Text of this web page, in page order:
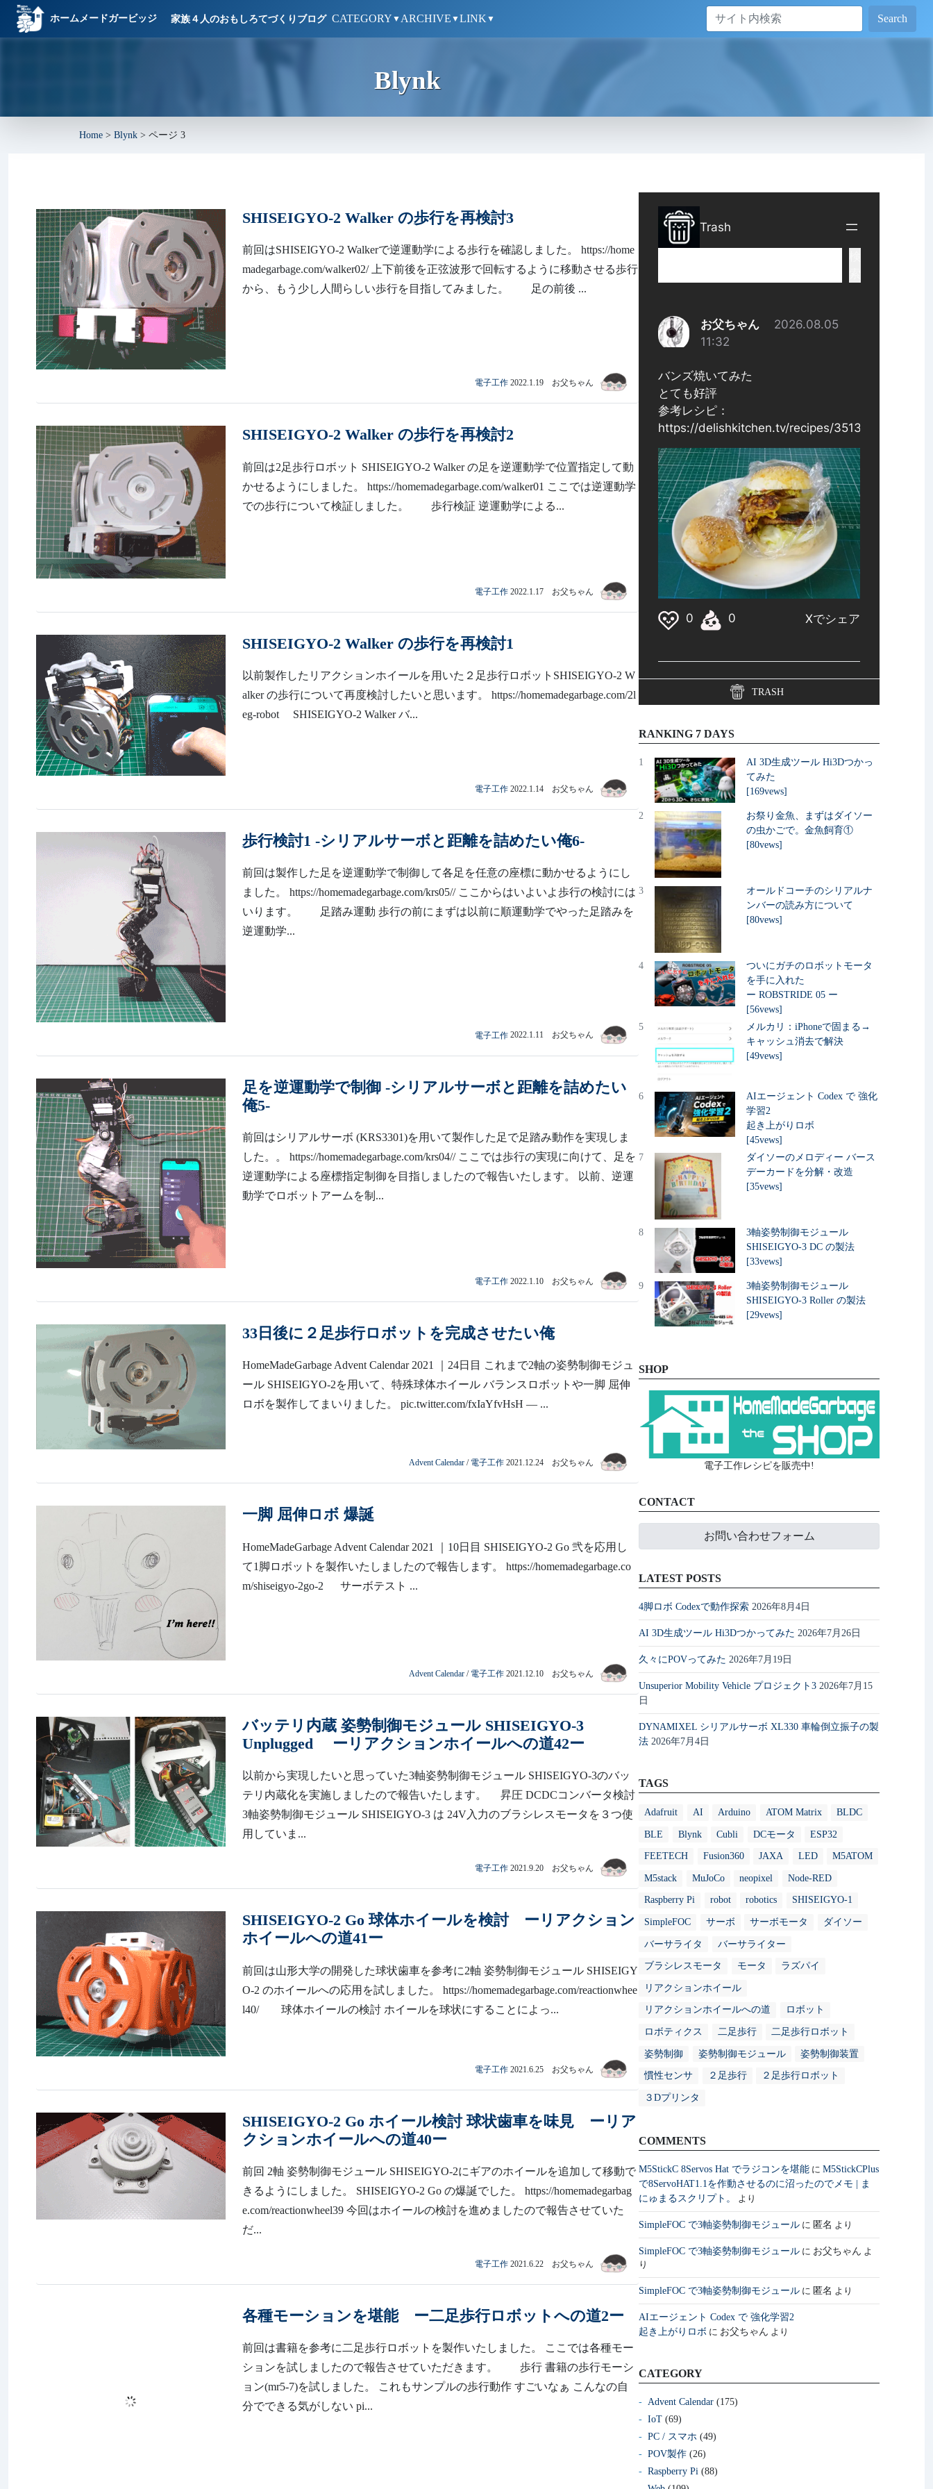
ホームメードガービッジ 家族４人のおもしろてづくりブログ CATEGORY ▼ ARCHIVE ▼LINK ▼ Search
Blynk
Home > Blynk > ページ 3
SHISEIGYO-2 Walker の歩行を再検討3
前回はSHISEIGYO-2 Walkerで逆運動学による歩行を確認しました。 https://home
madegarbage.com/walker02/ 上下前後を正弦波形で回転するように移動させる歩行
から、もう少し人間らしい歩行を目指してみました。 足の前後 ...
電子工作 2022.1.19 お父ちゃん
SHISEIGYO-2 Walker の歩行を再検討2
前回は2足歩行ロボット SHISEIGYO-2 Walker の足を逆運動学で位置指定して動
かせるようにしました。 https://homemadegarbage.com/walker01 ここでは逆運動学
での歩行について検証しました。 歩行検証 逆運動学による...
電子工作 2022.1.17 お父ちゃん
SHISEIGYO-2 Walker の歩行を再検討1
以前製作したリアクションホイールを用いた２足歩行ロボットSHISEIGYO-2 W
alker の歩行について再度検討したいと思います。 https://homemadegarbage.com/2l
eg-robot SHISEIGYO-2 Walker バ...
電子工作 2022.1.14 お父ちゃん
歩行検討1 -シリアルサーボと距離を詰めたい俺6-
前回は製作した足を逆運動学で制御して各足を任意の座標に動かせるようにし
ました。 https://homemadegarbage.com/krs05// ここからはいよいよ歩行の検討には
いります。 足踏み運動 歩行の前にまずは以前に順運動学でやった足踏みを
逆運動学...
電子工作 2022.1.11 お父ちゃん
足を逆運動学で制御 -シリアルサーボと距離を詰めたい
俺5-
前回はシリアルサーボ (KRS3301)を用いて製作した足で足踏み動作を実現しま
した。。 https://homemadegarbage.com/krs04// ここでは歩行の実現に向けて、足を
逆運動学による座標指定制御を目指しましたので報告いたします。 以前、逆運
動学でロボットアームを制...
電子工作 2022.1.10 お父ちゃん
33日後に２足歩行ロボットを完成させたい俺
HomeMadeGarbage Advent Calendar 2021 ｜24日目 これまで2軸の姿勢制御モジュ
ール SHISEIGYO-2を用いて、特殊球体ホイール バランスロボットや一脚 屈伸
ロボを製作してまいりました。 pic.twitter.com/fxIaYfvHsH — ...
Advent Calendar / 電子工作 2021.12.24 お父ちゃん
一脚 屈伸ロボ 爆誕
HomeMadeGarbage Advent Calendar 2021 ｜10日目 SHISEIGYO-2 Go 弐を応用し
て1脚ロボットを製作いたしましたので報告します。 https://homemadegarbage.co
m/shiseigyo-2go-2 サーボテスト ...
Advent Calendar / 電子工作 2021.12.10 お父ちゃん
バッテリ内蔵 姿勢制御モジュール SHISEIGYO-3
Unplugged ーリアクションホイールへの道42ー
以前から実現したいと思っていた3軸姿勢制御モジュール SHISEIGYO-3のバッ
テリ内蔵化を実施しましたので報告いたします。 昇圧 DCDCコンバータ検討
3軸姿勢制御モジュール SHISEIGYO-3 は 24V入力のブラシレスモータを３つ使
用していま...
電子工作 2021.9.20 お父ちゃん
SHISEIGYO-2 Go 球体ホイールを検討 ーリアクション
ホイールへの道41ー
前回は山形大学の開発した球状歯車を参考に2軸 姿勢制御モジュール SHISEIGY
O-2 のホイールへの応用を試しました。 https://homemadegarbage.com/reactionwhee
l40/ 球体ホイールの検討 ホイールを球状にすることによっ...
電子工作 2021.6.25 お父ちゃん
SHISEIGYO-2 Go ホイール検討 球状歯車を味見 ーリア
クションホイールへの道40ー
前回 2軸 姿勢制御モジュール SHISEIGYO-2にギアのホイールを追加して移動で
きるようにしました。 SHISEIGYO-2 Go の爆誕でした。 https://homemadegarbag
e.com/reactionwheel39 今回はホイールの検討を進めましたので報告させていた
だ...
電子工作 2021.6.22 お父ちゃん
各種モーションを堪能 ー二足歩行ロボットへの道2ー
前回は書籍を参考に二足歩行ロボットを製作いたしました。 ここでは各種モー
ションを試しましたので報告させていただきます。 歩行 書籍の歩行モーシ
ョン(mr5-7)を試しました。 これもサンプルの歩行動作 すごいなぁ こんなの自
分でできる気がしない pi...
TRASH
RANKING 7 DAYS
1
AI 3D生成ツール Hi3Dつかっ
てみた
[169vews]
2
お祭り金魚、まずはダイソー
の虫かごで。金魚飼育①
[80vews]
3
オールドコーチのシリアルナ
ンバーの読み方について
[80vews]
4
ついにガチのロボットモータ
を手に入れた
ー ROBSTRIDE 05 ー
[56vews]
5
メルカリ：iPhoneで固まる→
キャッシュ消去で解決
[49vews]
6
AIエージェント Codex で 強化
学習2
起き上がりロボ
[45vews]
7
ダイソーのメロディー バース
デーカードを分解・改造
[35vews]
8
3軸姿勢制御モジュール
SHISEIGYO-3 DC の製法
[33vews]
9
3軸姿勢制御モジュール
SHISEIGYO-3 Roller の製法
[29vews]
SHOP
電子工作レシピを販売中!
CONTACT
お問い合わせフォーム
LATEST POSTS
4脚ロボ Codexで動作探索 2026年8月4日
AI 3D生成ツール Hi3Dつかってみた 2026年7月26日
久々にPOVってみた 2026年7月19日
Unsuperior Mobility Vehicle プロジェクト3 2026年7月15
日
DYNAMIXEL シリアルサーボ XL330 車輪倒立振子の製
法 2026年7月4日
TAGS
Adafruit AI Arduino ATOM Matrix BLDC
BLE Blynk Cubli DCモータ ESP32
FEETECH Fusion360 JAXA LED M5ATOM
M5stack MuJoCo neopixel Node-RED
Raspberry Pi robot robotics SHISEIGYO-1
SimpleFOC サーボ サーボモータ ダイソー
バーサライタ バーサライター
ブラシレスモータ モータ ラズパイ
リアクションホイール
リアクションホイールへの道 ロボット
ロボティクス 二足歩行 二足歩行ロボット
姿勢制御 姿勢制御モジュール 姿勢制御装置
慣性センサ ２足歩行 ２足歩行ロボット
３Dプリンタ
COMMENTS
M5StickC 8Servos Hat でラジコンを堪能 に M5StickCPlus
で8ServoHAT1.1を作動させるのに沼ったのでメモ | ま
にゅまるスクリプト。
より
SimpleFOC で3軸姿勢制御モジュール に 匿名 より
SimpleFOC で3軸姿勢制御モジュール に お父ちゃん よ
り
SimpleFOC で3軸姿勢制御モジュール に 匿名 より
AIエージェント Codex で 強化学習2
起き上がりロボ に お父ちゃん より
CATEGORY
Advent Calendar (175)
IoT (69)
PC / スマホ (49)
POV製作 (26)
Raspberry Pi (88)